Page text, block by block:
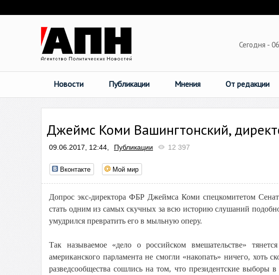
Сегодня -
Новости Публикации Мнения От редакции
Джеймс Коми Вашингтонский,
09.06.2017, 12:44, Публикации 12 397
Вконтакте Мой мир
Допрос экс-директора ФБР Джеймса Коми спецкомитетом
стать одним из самых скучных за всю историю слушаний
умудрился превратить его в мыльную оперу.
Так называемое «дело о российском вмешательстве»
американского парламента не смогли «накопать» ничего, хоть
разведсообщества сошлись на том, что президентские